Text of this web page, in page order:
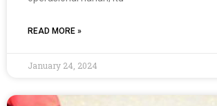
READ MORE »
January 24, 2024